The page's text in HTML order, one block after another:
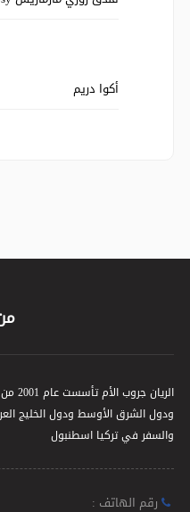
أكوا دريم
ودول الشرق الأوسط ودول الخليج
والسفر في تركيا اسطنبول
رقم الهاتف :